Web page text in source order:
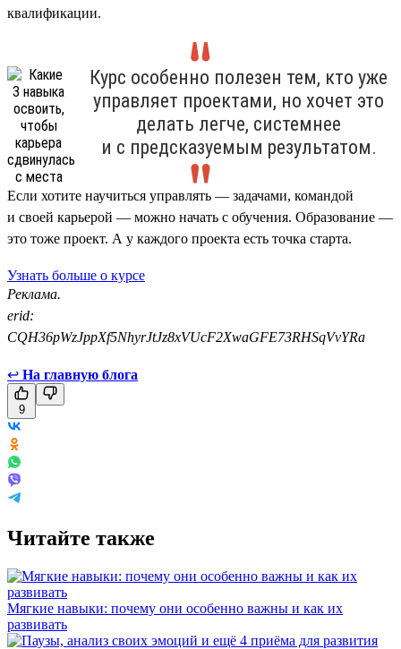
квалификации.
Курс особенно полезен тем, кто уже
управляет проектами, но хочет это
делать легче, системнее
и с предсказуемым результатом.
Если хотите научиться управлять — задачами, командой
и своей карьерой — можно начать с обучения. Образование —
это тоже проект. А у каждого проекта есть точка старта.
Узнать больше о курсе
Реклама.
erid:
CQH36pWzJppXf5NhyrJtJz8xVUcF2XwaGFE73RHSqVvYRa
↩ На главную блога
9
Читайте также
Мягкие навыки: почему они особенно важны и как их
развивать